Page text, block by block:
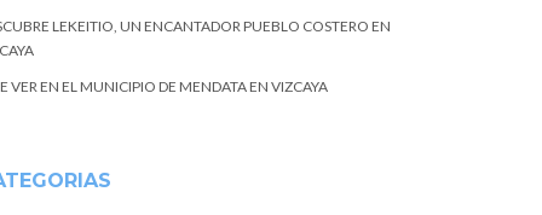
LEKEITIO, UN ENCANTADOR PUEBLO COSTERO EN
VER EN EL MUNICIPIO DE MENDATA EN VIZCAYA